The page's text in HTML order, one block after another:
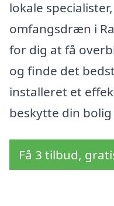
lokale
omfangsdræn i
for dig at få
og finde det
installeret et
beskytte din
Få 3 tilbud,